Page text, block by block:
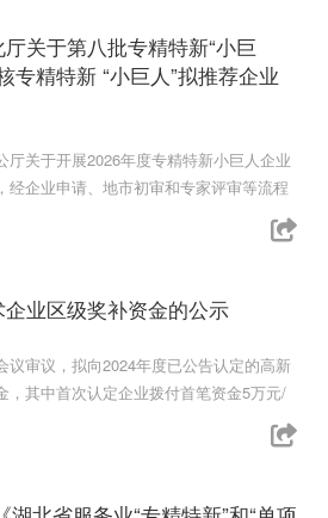
关于第八批专精特新“小巨
专精特新 “小巨人”拟推荐企业
厅关于开展2026年度专精特新小巨人企业
经企业申请、地市初审和专家评审等流程
业区级奖补资金的公示
议审议，拟向2024年度已公告认定的高新
，其中首次认定企业拨付首笔资金5万元/